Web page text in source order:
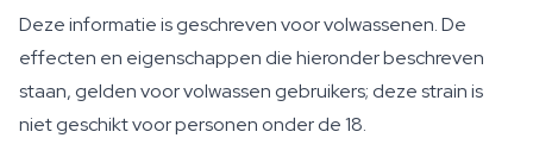
Deze informatie is geschreven voor volwassenen. De
effecten en eigenschappen die hieronder beschreven
staan, gelden voor volwassen gebruikers; deze strain is
niet geschikt voor personen onder de 18.